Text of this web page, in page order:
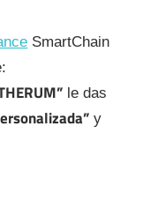
SmartChain
le das
y